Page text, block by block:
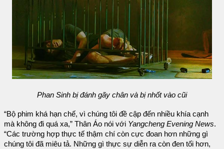
Phan Sinh bị đánh gãy chân và bị nhốt vào cũi
“Bộ phim khá hạn chế, vì chúng tôi đề cập đến nhiều khía cạnh
mà không đi quá xa,” Thân Áo nói với Yangcheng Evening News.
“Các trường hợp thực tế thậm chí còn cực đoan hơn những gì
chúng tôi đã miêu tả. Những gì thực sự diễn ra còn đen tối hơn,